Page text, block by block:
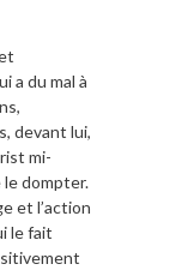
a du mal à
devant lui,
mi-
le dompter.
et l’action
le fait